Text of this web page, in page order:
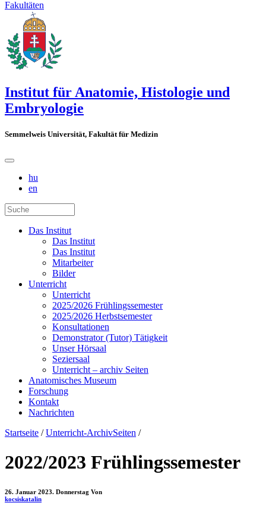
Fakultäten
Institut für Anatomie, Histologie und
Embryologie
Semmelweis Universität, Fakultät für Medizin
hu
en
Das Institut
Das Institut
Das Institut
Mitarbeiter
Bilder
Unterricht
Unterricht
2025/2026 Frühlingssemester
2025/2026 Herbstsemester
Konsultationen
Demonstrator (Tutor) Tätigkeit
Unser Hörsaal
Seziersaal
Unterricht – archiv Seiten
Anatomisches Museum
Forschung
Kontakt
Nachrichten
Startseite / Unterricht-ArchivSeiten /
2022/2023 Frühlingssemester
26. Januar 2023. Donnerstag Von
kocsiskatalin